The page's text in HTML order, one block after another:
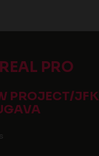
PRO
PROJECT/JFK